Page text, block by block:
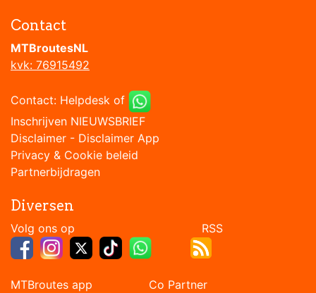
Contact
MTBroutesNL
kvk: 76915492
Contact: Helpdesk of
Inschrijven NIEUWSBRIEF
Disclaimer - Disclaimer App
Privacy & Cookie beleid
Partnerbijdragen
Diversen
Volg ons op RSS
MTBroutes app Co Partner